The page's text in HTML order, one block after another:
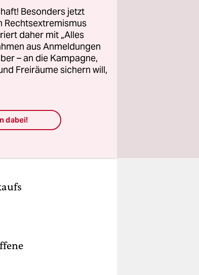
Besonders jetzt
Rechtsextremismus
daher mit „Alles
aus Anmeldungen
– an die Kampagne,
Freiräume sichern will,
dabei!